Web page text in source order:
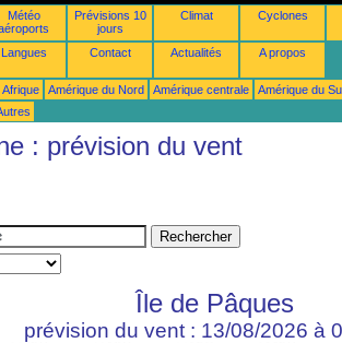
Météo
Prévisions 10
jours
Climat Cyclones
Langues Contact Actualités A propos
Afrique Amérique du Nord Amérique centrale
Amérique du
: prévision du vent
Île de Pâques
prévision du vent : 13/08/2026 à